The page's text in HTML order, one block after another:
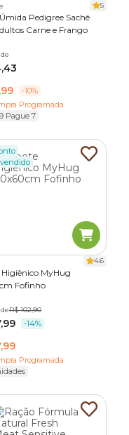
5
Pedigree Sachê
Carne e Frango
-10%
Programada
Pague 7
4.6
Higiênico MyHug
Fofinho
R$ 102,90
-14%
Programada